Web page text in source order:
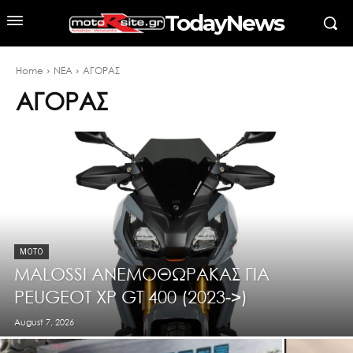
TodayNews
Home ΝΕΑ ΑΓΟΡΑΣ
ΑΓΟΡΑΣ
MOTO
ΜΑLOSSI ΑΝΕΜΟΘΩΡΑΚΑΣ ΓΙΑ
PEUGEOT XP GT 400 (2023->)
August 7, 2026